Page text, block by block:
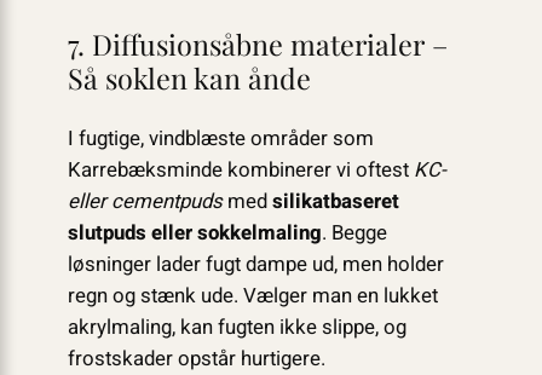
7. Diffusionsåbne materialer –
Så soklen kan ånde
I fugtige, vindblæste områder som
Karrebæksminde kombinerer vi oftest KC-
eller cementpudsmedsilikatbaseret
slutpuds eller sokkelmaling. Begge
løsninger lader fugt damp­e ud, men holder
regn og stænk ude. Vælger man en lukket
akrylmaling, kan fugten ikke slippe, og
frostskader opstår hurtigere.